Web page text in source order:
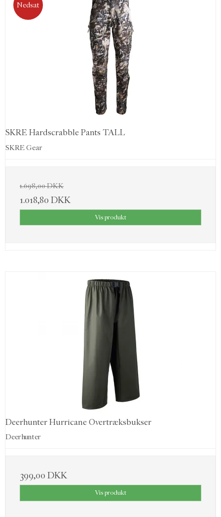
Nedsat
SKRE Hardscrabble Pants TALL
SKRE Gear
1.698,00 DKK
1.018,80 DKK
Vis produkt
Deerhunter Hurricane Overtræksbukser
Deerhunter
399,00 DKK
Vis produkt